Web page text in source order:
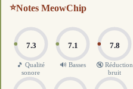
⭐Notes MeowChip
7.3
🎵 Qualité
sonore
7.1
🔊 Basses
7.8
🔇 Réduction
bruit